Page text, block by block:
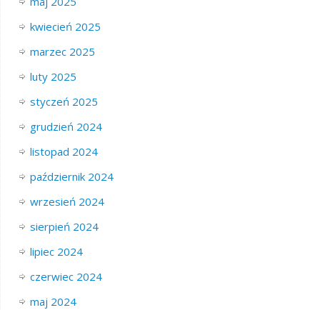
kwiecień 2025
marzec 2025
luty 2025
styczeń 2025
grudzień 2024
listopad 2024
październik 2024
wrzesień 2024
sierpień 2024
lipiec 2024
czerwiec 2024
maj 2024